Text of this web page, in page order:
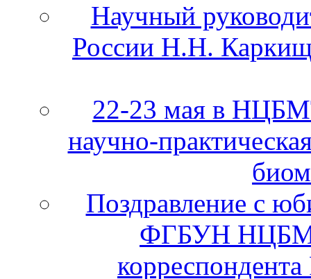
Научный
России Н.Н.
22-23 мая в
научно-
Поздравление с
ФГБУН